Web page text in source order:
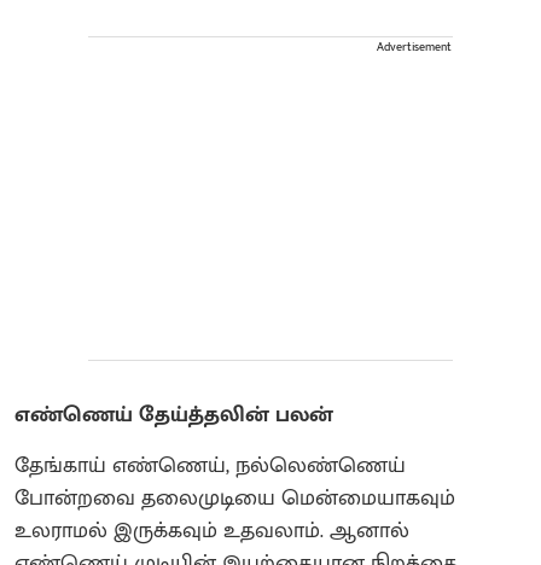
Advertisement
எண்ணெய் தேய்த்தலின் பலன்
தேங்காய் எண்ணெய், நல்லெண்ணெய்
போன்றவை தலைமுடியை மென்மையாகவும்
உலராமல் இருக்கவும் உதவலாம். ஆனால்